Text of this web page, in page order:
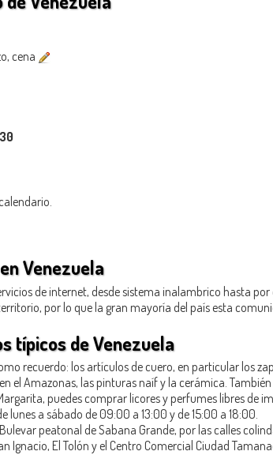
cena
Venezuela
de internet, desde sistema inalambrico hasta
por lo que la gran mayoría del país esta
típicos de Venezuela
recuerdo: los artículos de cuero, en particular los
el Amazonas, las pinturas naíf y la cerámica.
puedes comprar licores y perfumes libres de
lunes a sábado de 09:00 a 13:00 y de 15:00 a 18:00.
peatonal de Sabana Grande, por las calles
Ignacio, El Tolón y el Centro Comercial Ciudad